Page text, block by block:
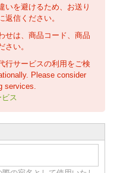
いを避けるため、お送り
信ください。
せは、商品コード、商品
い。
行サービスの利用をご検
Please consider
services.
ス